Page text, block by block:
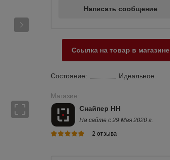
Написать сообщение
Ссылка на товар в магазине
Состояние: Идеальное
Магазин:
Снайпер НН
На сайте с 29 Мая 2020 г.
2 отзыва